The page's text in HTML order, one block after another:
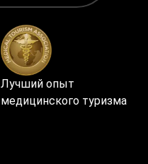
Лучший опыт
медицинского туризма